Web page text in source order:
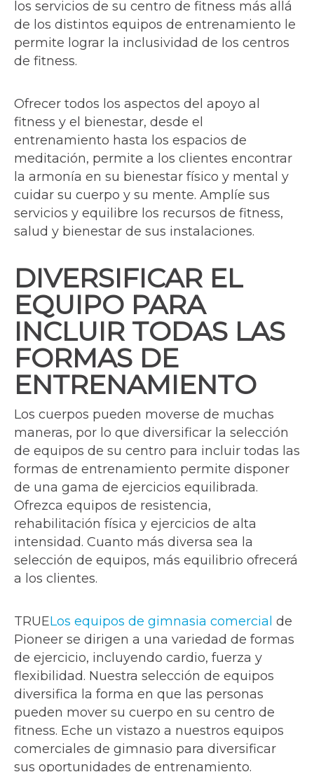
los servicios de su centro de fitness más allá
de los distintos equipos de entrenamiento le
permite lograr la inclusividad de los centros
de fitness.
Ofrecer todos los aspectos del apoyo al
fitness y el bienestar, desde el
entrenamiento hasta los espacios de
meditación, permite a los clientes encontrar
la armonía en su bienestar físico y mental y
cuidar su cuerpo y su mente. Amplíe sus
servicios y equilibre los recursos de fitness,
salud y bienestar de sus instalaciones.
DIVERSIFICAR EL
EQUIPO PARA
INCLUIR TODAS LAS
FORMAS DE
ENTRENAMIENTO
Los cuerpos pueden moverse de muchas
maneras, por lo que diversificar la selección
de equipos de su centro para incluir todas las
formas de entrenamiento permite disponer
de una gama de ejercicios equilibrada.
Ofrezca equipos de resistencia,
rehabilitación física y ejercicios de alta
intensidad. Cuanto más diversa sea la
selección de equipos, más equilibrio ofrecerá
a los clientes.
TRUELos equipos de gimnasia comercial de
Pioneer se dirigen a una variedad de formas
de ejercicio, incluyendo cardio, fuerza y
flexibilidad. Nuestra selección de equipos
diversifica la forma en que las personas
pueden mover su cuerpo en su centro de
fitness. Eche un vistazo a nuestros equipos
comerciales de gimnasio para diversificar
sus oportunidades de entrenamiento.